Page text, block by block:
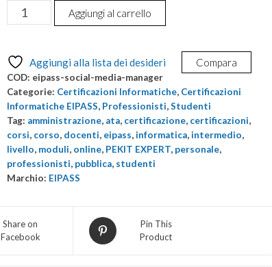
Certificazione
informatica
livello
AVANZATO
-
EIPASS
Social
Media
Manager
quantità
Aggiungi al carrello
Aggiungi alla lista dei desideri Compara
COD: eipass-social-media-manager
Categorie: Certificazioni Informatiche, Certificazioni
Informatiche EIPASS, Professionisti,Studenti
Tag: amministrazione, ata, certificazione, certificazioni,
corsi, corso, docenti, eipass, informatica, intermedio,
livello, moduli, online, PEKIT EXPERT, personale,
professionisti, pubblica, studenti
Marchio: EIPASS
Share on
Facebook
Pin This
Product